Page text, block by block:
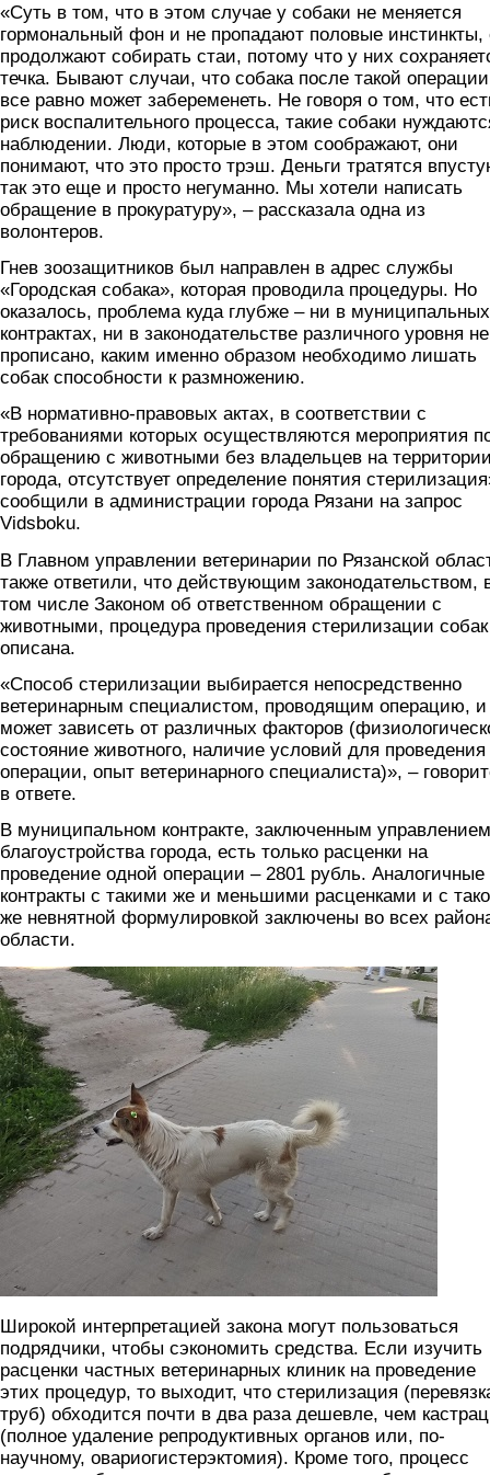
«Суть в том, что в этом случае у собаки не меняется
гормональный фон и не пропадают половые инстинкты,
продолжают собирать стаи, потому что у них
течка. Бывают случаи, что собака после такой операции
все равно может забеременеть. Не говоря о том, что
риск воспалительного процесса, такие собаки
наблюдении. Люди, которые в этом соображают, они
понимают, что это просто трэш. Деньги тратятся
так это еще и просто негуманно. Мы хотели написать
обращение в прокуратуру», – рассказала одна из
волонтеров.
Гнев зоозащитников был направлен в адрес службы
«Городская собака», которая проводила процедуры. Но
оказалось, проблема куда глубже – ни в муниципальных
контрактах, ни в законодательстве различного уровня не
прописано, каким именно образом необходимо лишать
собак способности к размножению.
«В нормативно-правовых актах, в соответствии с
требованиями которых осуществляются мероприятия
обращению с животными без владельцев на
города, отсутствует определение понятия
сообщили в администрации города Рязани на запрос
Vidsboku.
В Главном управлении ветеринарии по Рязанской
также ответили, что действующим законодательством,
том числе Законом об ответственном обращении с
животными, процедура проведения стерилизации
описана.
«Способ стерилизации выбирается непосредственно
ветеринарным специалистом, проводящим операцию, и
может зависеть от различных факторов
состояние животного, наличие условий для проведения
операции, опыт ветеринарного специалиста)», –
в ответе.
В муниципальном контракте, заключенным управлением
благоустройства города, есть только расценки на
проведение одной операции – 2801 рубль. Аналогичные
контракты с такими же и меньшими расценками и с
же невнятной формулировкой заключены во всех
области.
2.jpg
Широкой интерпретацией закона могут пользоваться
подрядчики, чтобы сэкономить средства. Если изучить
расценки частных ветеринарных клиник на проведение
этих процедур, то выходит, что стерилизация
труб) обходится почти в два раза дешевле, чем
(полное удаление репродуктивных органов или, по-
научному, овариогистерэктомия). Кроме того, процесс